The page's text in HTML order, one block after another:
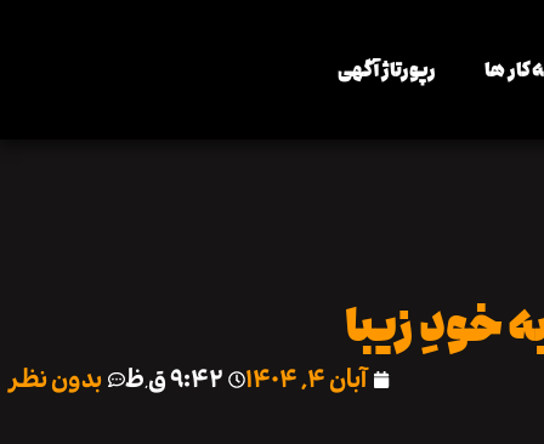
کار ها رپورتاژ آگهی
خودِ زیبا
آبان ۴, ۱۴۰۴ ۹:۴۲ ق٫ظ بدون نظر